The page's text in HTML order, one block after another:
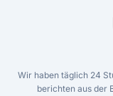
Wir haben täglich 24
berichten aus der